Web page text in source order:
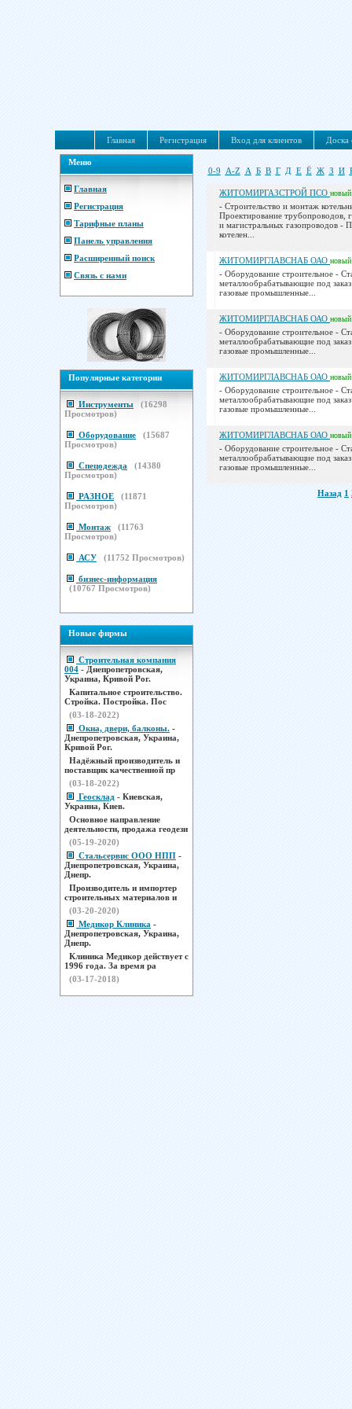
Главная Регистрация Вход для клиентов Доска
Меню
Главная
Регистрация
Тарифные планы
Панель управления
Расширенный поиск
Связь с нами
Популярные категории
Инструменты (16298
Просмотров)
Оборудование (15687
Просмотров)
Спецодежда (14380
Просмотров)
РАЗНОЕ (11871
Просмотров)
Монтаж (11763
Просмотров)
АСУ (11752 Просмотров)
бизнес-информация
(10767 Просмотров)
Новые фирмы
Строительная компания
004 - Днепропетровская,
Украина, Кривой Рог.
Капитальное строительство.
Стройка. Постройка. Пос
(03-18-2022)
Окна, двери, балконы. -
Днепропетровская, Украина,
Кривой Рог.
Надёжный производитель и
поставщик качественной пр
(03-18-2022)
Геосклад - Киевская,
Украина, Киев.
Основное направление
деятельности, продажа геодези
(05-19-2020)
Стальсервис ООО НПП -
Днепропетровская, Украина,
Днепр.
Производитель и импортер
строительных материалов и
(03-20-2020)
Медикор Клиника -
Днепропетровская, Украина,
Днепр.
Клиника Медикор действует с
1996 года. За время ра
(03-17-2018)
0-9 A-Z А Б В Г Д Е Ё Ж З И
ЖИТОМИРГАЗСТРОЙ ПСО новый
- Строительство и монтаж
Проектирование трубопроводов,
и магистральных газопроводов -
котелен...
ЖИТОМИРГЛАВСНАБ ОАО новый
- Оборудование строительное -
металлообрабатывающие под
газовые промышленные...
ЖИТОМИРГЛАВСНАБ ОАО новый
- Оборудование строительное -
металлообрабатывающие под
газовые промышленные...
ЖИТОМИРГЛАВСНАБ ОАО новый
- Оборудование строительное -
металлообрабатывающие под
газовые промышленные...
ЖИТОМИРГЛАВСНАБ ОАО новый
- Оборудование строительное -
металлообрабатывающие под
газовые промышленные...
Назад 1